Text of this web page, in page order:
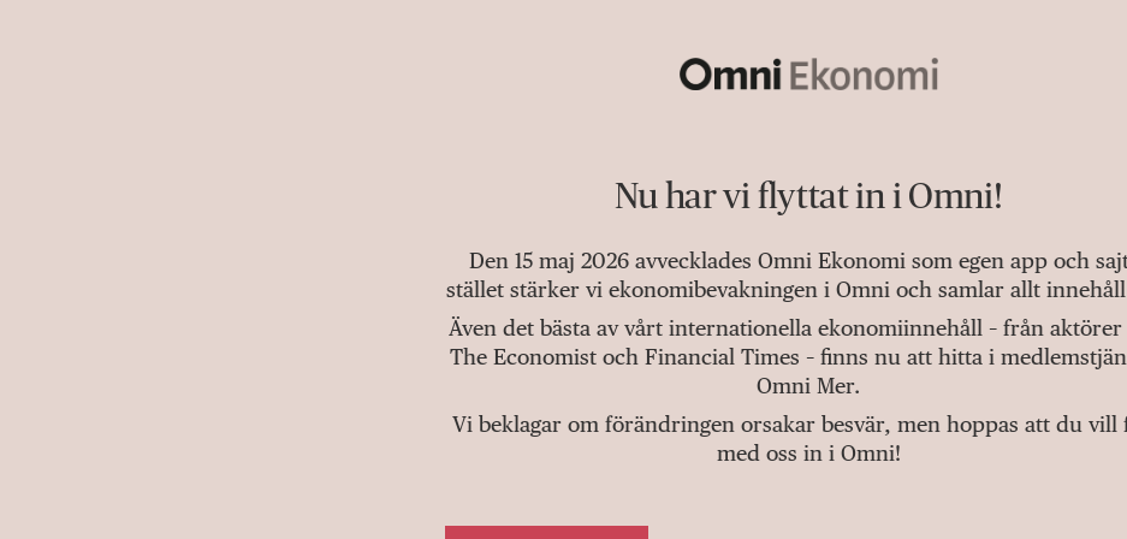
Nu har vi flyttat in i Omni!
Den 15 maj 2026 avvecklades Omni Ekonomi som egen app och
stället stärker vi ekonomibevakningen i Omni och samlar allt
Även det bästa av vårt internationella ekonomiinnehåll – från aktörer
The Economist och Financial Times – finns nu att hitta i
Omni Mer.
Vi beklagar om förändringen orsakar besvär, men hoppas att du vill
med oss in i Omni!